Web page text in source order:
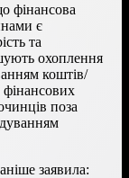
фінансова
є
та
охоплення
коштів/
поза
заявила: